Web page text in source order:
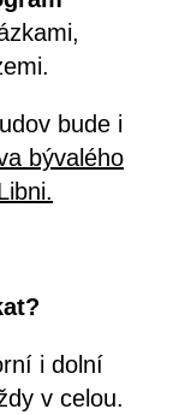
bude i
bývalého
i dolní
v celou.